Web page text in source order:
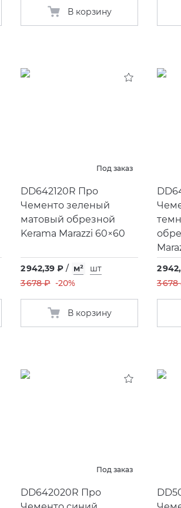
В корзину
Под заказ
DD642120R Про
Чементо зеленый
матовый обрезной
Kerama Marazzi 60×60
2 942,39 ₽ / м²
шт
3 678 ₽ -20%
В корзину
2
3
Под заказ
DD642020R Про